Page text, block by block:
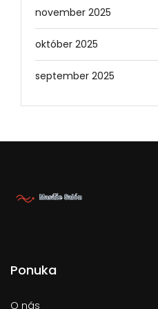
november 2025
október 2025
september 2025
Ponuka
O nás